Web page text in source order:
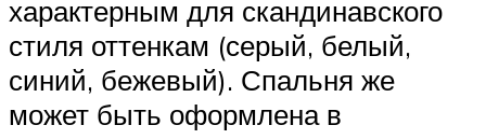
характерным для скандинавского
стиля оттенкам (серый, белый,
синий, бежевый). Спальня же
может быть оформлена в